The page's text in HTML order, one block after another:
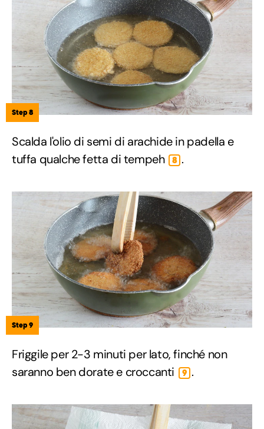
Step 8
Scalda l'olio di semi di arachide in padella e
tuffa qualche fetta di tempeh
8 .
Step 9
Friggile per 2-3 minuti per lato, finché non
saranno ben dorate e croccanti
9 .